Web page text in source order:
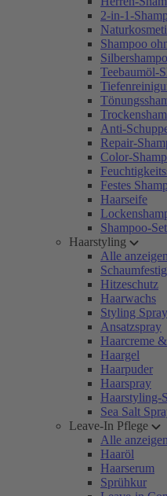
2-in-1-
Shampoo
Teebaumöl-
Anti-
Repair-
Color-
Festes
Haarseife
Shampoo-
Haarstyling
Alle anzeigen
Hitzeschutz
Haarwachs
Styling Spray
Ansatzspray
Haarcreme
Haargel
Haarpuder
Haarspray
Haarstyling-
Sea Salt
Leave-In Pflege
Alle anzeigen
Haaröl
Haarserum
Sprühkur